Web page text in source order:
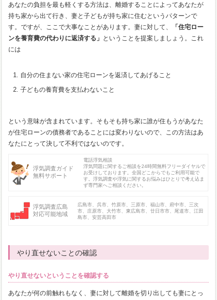
あなたの負担を最も軽くする方法は、離婚することによってあなたが
持ち家から出て行き、妻と子どもが持ち家に住むというパターンで
す。ですが、ここで大事なことがあります。妻に対して、
「住宅ロー
ンを養育費の代わりに返済する」 ということを提案しましょう。これ
には
自分の住まない家の住宅ローンを返済してあげること
子どもの養育費を支払わないこと
という意味が含まれています。そもそも持ち家に誰が住もうがあなた
が住宅ローンの債務者であることには変わりないので、この方法はあ
なたにとって決して不利ではないのです。
浮気調査ガイド
無料サポート
電話浮気相談
浮気問題に関するご相談を24時間無料フリーダイヤルで
お受けしております。全国どこからでもご利用可能で
す。浮気調査や浮気に関するお悩みはひとりで考え込ま
ず専門家へご相談ください。
浮気調査広島
対応可能地域
広島市、呉市、竹原市、三原市、福山市、府中市、三次
市、庄原市、大竹市、東広島市、廿日市市、尾道市、江田
島市、安芸高田市
やり直せないことの確認
やり直せないということを確認する
あなたが何の前触れもなく、妻に対して離婚を切り出しても妻にとっ